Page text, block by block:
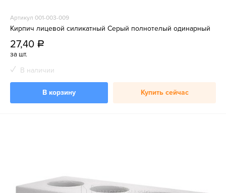
Артикул 001-003-009
Кирпич лицевой силикатный Серый полнотелый одинарный
27,40 a
за шт.
В наличии
В корзину Купить сейчас